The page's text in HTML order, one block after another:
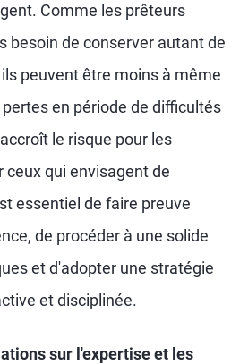
Comme les prêteurs
besoin de conserver autant de
peuvent être moins à même
en période de difficultés
le risque pour les
ceux qui envisagent de
essentiel de faire preuve
de procéder à une solide
et d'adopter une stratégie
et disciplinée.
sur l'expertise et les